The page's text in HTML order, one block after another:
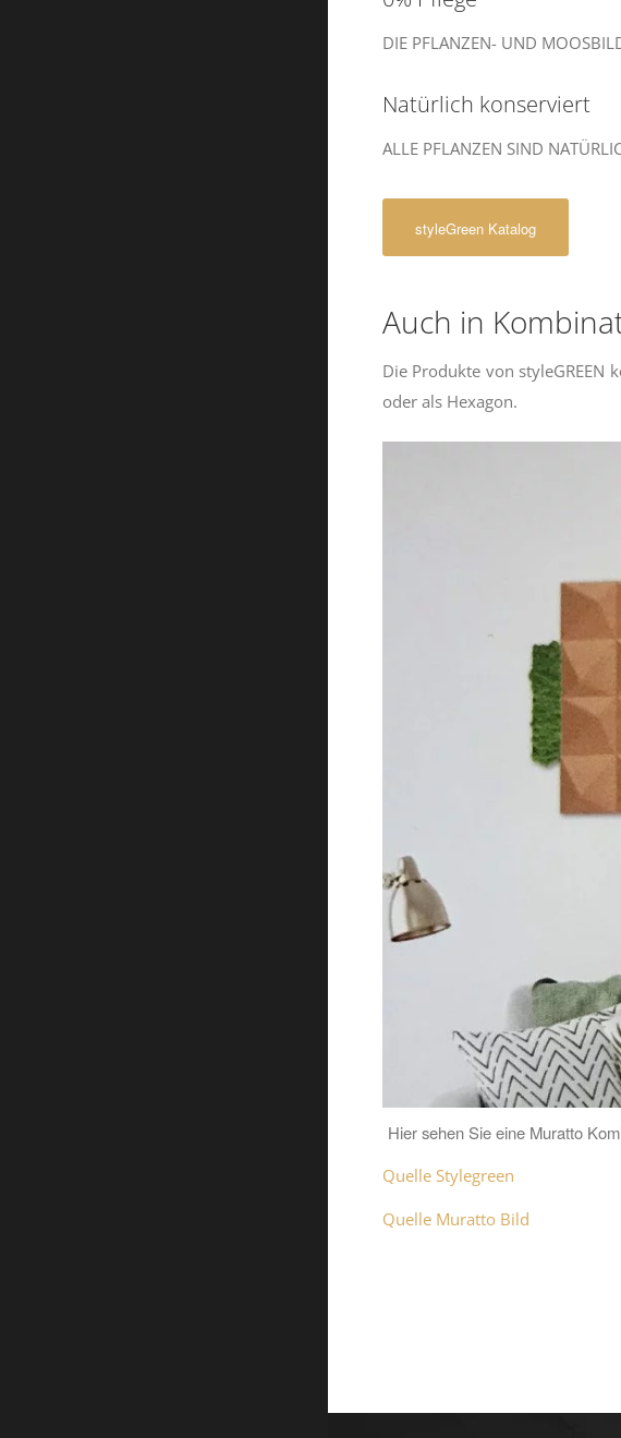
DIE PFLANZEN- UND
Natürlich konserviert
ALLE PFLANZEN SIND
styleGreen Katalog
Auch in
Die Produkte von
oder als Hexagon.
Hier sehen Sie eine Muratto
Quelle Stylegreen
Quelle Muratto Bild